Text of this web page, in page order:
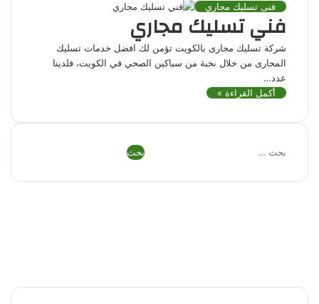
فنى تسليك مجاري
فني تسليك مجاري
شركة تسليك مجارى بالكويت تؤمن لك افضل خدمات تسليك
المجارى من خلال نخبة من سباكين الصحي في الكويت، فلدينا
عدد…
أكمل القراءة »
البحث